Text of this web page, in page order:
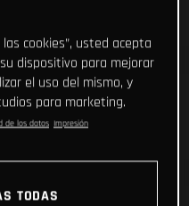
cookies”, usted acepta
dispositivo para mejorar
el uso del mismo, y
para marketing.
de los datos Impresión
TODAS